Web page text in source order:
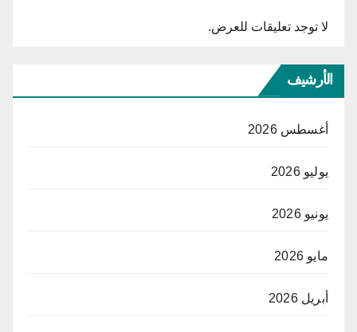
لا توجد تعليقات للعرض.
الأرشيف
أغسطس 2026
يوليو 2026
يونيو 2026
مايو 2026
أبريل 2026